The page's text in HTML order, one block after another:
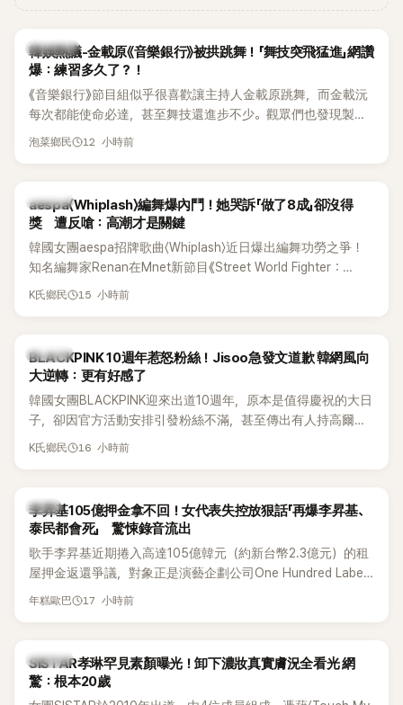
熱議討論
韓娛熱議-金載原《音樂銀行》被拱跳舞！「舞技突飛猛進」網讚
爆：練習多久了？！
《音樂銀行》節目組似乎很喜歡讓主持人金載原跳舞，而金載沅
每次都能使命必達，甚至舞技還進步不少。觀眾們也發現製作
單位對此樂此不疲。
泡菜鄉民 12 小時前
K-POP
aespa〈Whiplash〉編舞爆內鬥！她哭訴「做了8成」卻沒得
獎 遭反嗆：高潮才是關鍵
韓國女團aespa招牌歌曲〈Whiplash〉近日爆出編舞功勞之爭！
知名編舞家Renan在Mnet新節目《Street World Fighter：
Directors' War》預告中，公開談及自己在〈Whiplash〉編舞上的
K氏鄉民 15 小時前
K-POP
BLACKPINK 10週年惹怒粉絲！Jisoo急發文道歉 韓網風向
大逆轉：更有好感了
韓國女團BLACKPINK迎來出道10週年，原本是值得慶祝的大日
子，卻因官方活動安排引發粉絲不滿，甚至傳出有人持高爾夫
球桿到YG娛樂大樓鬧事。Jisoo今（8日）也親自發文向BLINK
K氏鄉民 16 小時前
韓星
李昇基105億押金拿不回！女代表失控放狠話「再爆李昇基、
泰民都會死」 驚悚錄音流出
歌手李昇基近期捲入高達105億韓元（約新台幣2.3億元）的租
屋押金返還爭議，對象正是演藝企劃公司One Hundred Label
代表車佳媛(차가원)。如今事件再掀風波，YouTuber李鎮浩公開
年糕歐巴 17 小時前
K-POP
SISTAR孝琳罕見素顏曝光！卸下濃妝真實膚況全看光 網
驚：根本20歲